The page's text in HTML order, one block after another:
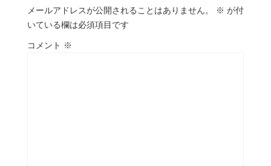
メールアドレスが公開されることはありません。 ※ が付
いている欄は必須項目です
コメント ※